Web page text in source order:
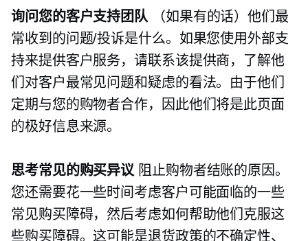
询问您的客户支持团队
（如果有的话）他们最
常收到的问题/投诉是什么。如果您使用外部支
持来提供客户服务，请联系该提供商，了解他
们对客户最常见问题和疑虑的看法。由于他们
定期与您的购物者合作，因此他们将是此页面
的极好信息来源。
思考常见的购买异议 阻止购物者结账的原因。
您还需要花一些时间考虑客户可能面临的一些
常见购买障碍，然后考虑如何帮助他们克服这
些购买障碍。这可能是退货政策的不确定性、